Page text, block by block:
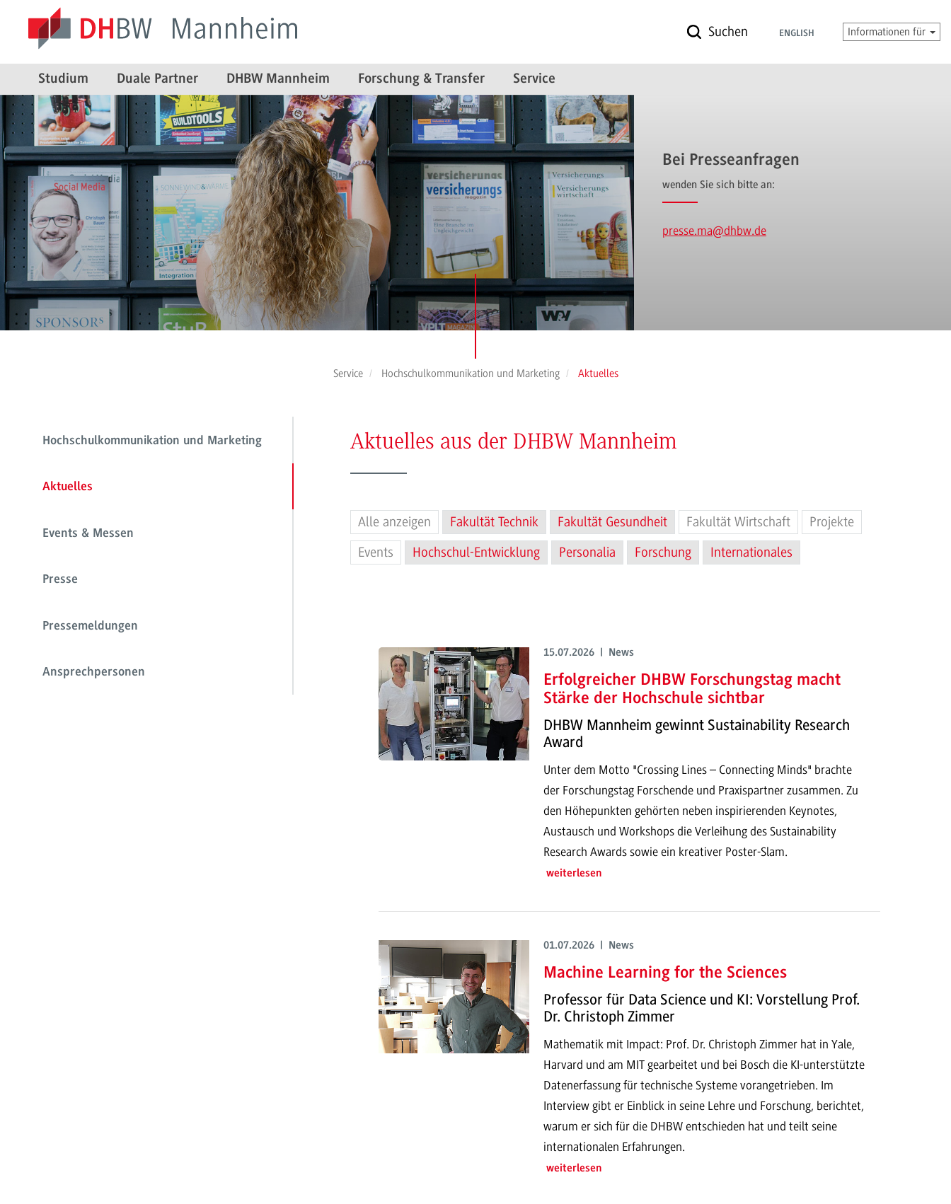
Suchen ENGLISH Informationen für
Studium Duale Partner DHBW Mannheim Forschung & Transfer Service
Bei Presseanfragen
wenden Sie sich bitte an:
presse.ma@dhbw.de
Service Hochschulkommunikation und Marketing Aktuelles
Hochschulkommunikation und Marketing
Aktuelles
Events & Messen
Presse
Pressemeldungen
Ansprechpersonen
Aktuelles aus der DHBW Mannheim
Alle anzeigen Fakultät Technik Fakultät Gesundheit Fakultät Wirtschaft
Projekte
Events
Hochschul-Entwicklung Personalia Forschung Internationales
15.07.2026 | News
Erfolgreicher DHBW Forschungstag macht
Stärke der Hochschule sichtbar
DHBW Mannheim gewinnt Sustainability Research
Award
Unter dem Motto "Crossing Lines – Connecting Minds" brachte
der Forschungstag Forschende und Praxispartner zusammen. Zu
den Höhepunkten gehörten neben inspirierenden Keynotes,
Austausch und Workshops die Verleihung des Sustainability
Research Awards sowie ein kreativer Poster-Slam.
weiterlesen
01.07.2026 | News
Machine Learning for the Sciences
Professor für Data Science und KI: Vorstellung Prof.
Dr. Christoph Zimmer
Mathematik mit Impact: Prof. Dr. Christoph Zimmer hat in Yale,
Harvard und am MIT gearbeitet und bei Bosch die KI-unterstützte
Datenerfassung für technische Systeme vorangetrieben. Im
Interview gibt er Einblick in seine Lehre und Forschung, berichtet,
warum er sich für die DHBW entschieden hat und teilt seine
internationalen Erfahrungen.
weiterlesen